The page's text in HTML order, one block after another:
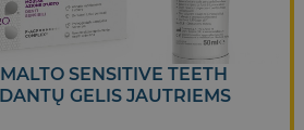
SENSITIVE TEETH
GELIS JAUTRIEMS